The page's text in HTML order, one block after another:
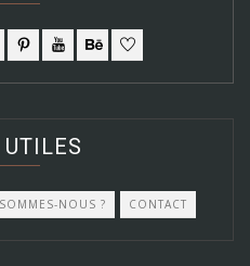
NOUS ? CONTACT